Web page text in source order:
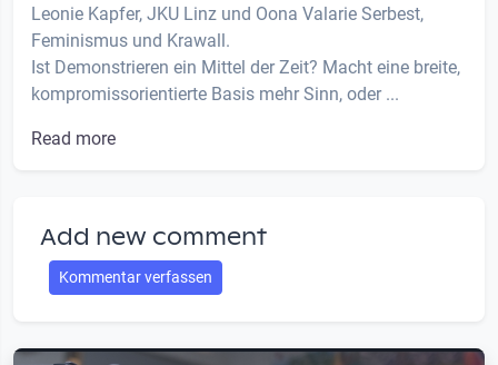
Leonie Kapfer, JKU Linz und Oona Valarie Serbest,
Feminismus und Krawall.
Ist Demonstrieren ein Mittel der Zeit? Macht eine breite,
kompromissorientierte Basis mehr Sinn, oder ...
Read more
Add new comment
Kommentar verfassen